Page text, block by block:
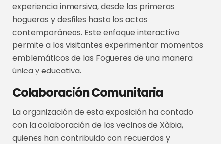
experiencia inmersiva, desde las primeras
hogueras y desfiles hasta los actos
contemporáneos. Este enfoque interactivo
permite a los visitantes experimentar momentos
emblemáticos de las Fogueres de una manera
única y educativa.
Colaboración Comunitaria
La organización de esta exposición ha contado
con la colaboración de los vecinos de Xàbia,
quienes han contribuido con recuerdos y